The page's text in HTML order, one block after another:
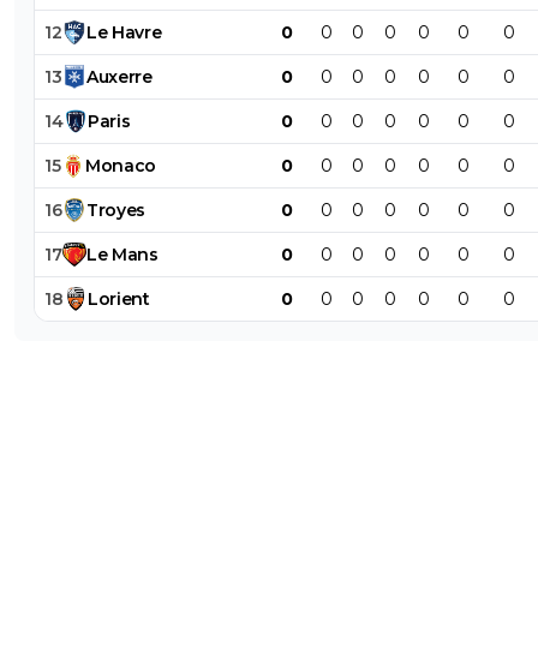
12 Le Havre 0 0 0 0 0 0 0
13 Auxerre 0 0 0 0 0 0 0
14 Paris 0 0 0 0 0 0 0
15 Monaco 0 0 0 0 0 0 0
16 Troyes 0 0 0 0 0 0 0
17 Le Mans 0 0 0 0 0 0 0
18 Lorient 0 0 0 0 0 0 0